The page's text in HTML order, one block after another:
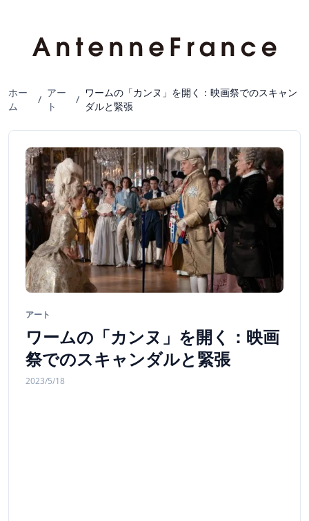
ホー
ム
/
アー
ト
/
ワームの「カンヌ」を開く：映画祭でのスキャン
ダルと緊張
アート
ワームの「カンヌ」を開く：映画
祭でのスキャンダルと緊張
2023/5/18